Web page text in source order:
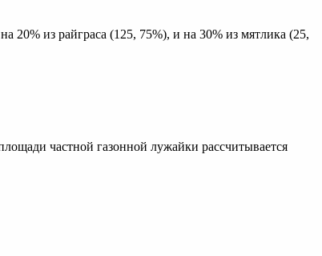
20% из райграса (125, 75%), и на 30% из мятлика (25,
частной газонной лужайки рассчитывается